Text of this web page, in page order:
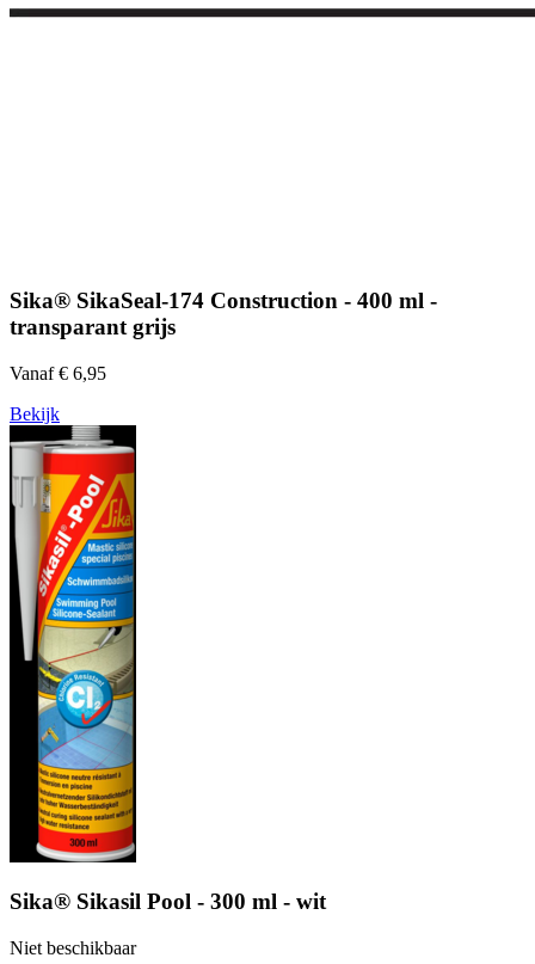
Sika® SikaSeal-174 Construction - 400 ml -
transparant grijs
Vanaf € 6,95
Bekijk
Sika® Sikasil Pool - 300 ml - wit
Niet beschikbaar